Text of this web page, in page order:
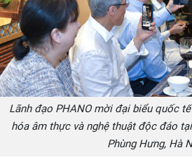
Lãnh đạo PHANO mời đại biểu quốc
hóa âm thực và nghệ thuật độc đáo
Phùng Hưng, Hà